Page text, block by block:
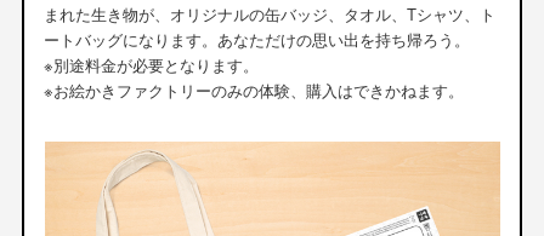
まれた生き物が、オリジナルの缶バッジ、タオル、Tシャツ、ト
ートバッグになります。あなただけの思い出を持ち帰ろう。
※別途料金が必要となります。
※お絵かきファクトリーのみの体験、購入はできかねます。